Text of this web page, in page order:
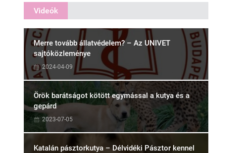
Videók
Merre tovább állatvédelem? – Az UNIVET
sajtóközleménye
2024-04-09
Örök barátságot kötött egymással a kutya és a
gepárd
2023-07-05
Katalán pásztorkutya – Délvidéki Pásztor kennel